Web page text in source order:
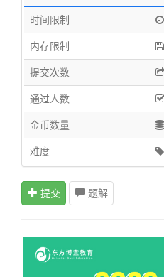
时间限制
内存限制
提交次数
通过人数
金币数量
难度
提交 题解